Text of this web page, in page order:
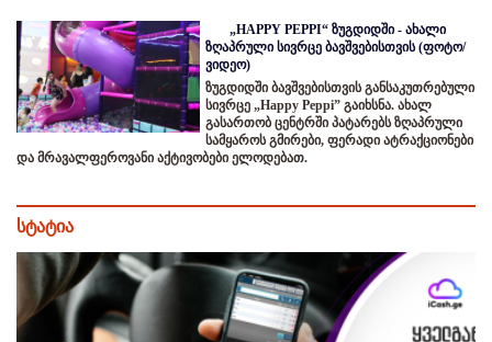
„HAPPY PEPPI“ ზუგდიდში - ახალი
ზღაპრული სივრცე ბავშვებისთვის (ფოტო/
ვიდეო)
ზუგდიდში ბავშვებისთვის განსაკუთრებული
სივრცე „Happy Peppi” გაიხსნა. ახალ
გასართობ ცენტრში პატარებს ზღაპრული
სამყაროს გმირები, ფერადი ატრაქციონები
და მრავალფეროვანი აქტივობები ელოდებათ.
სტატია